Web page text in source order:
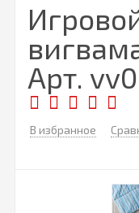
Арт.
В избранное